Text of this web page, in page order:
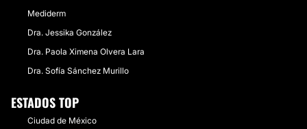
Mediderm
Dra. Jessika González
Dra. Paola Ximena Olvera Lara
Dra. Sofía Sánchez Murillo
ESTADOS TOP
Ciudad de México